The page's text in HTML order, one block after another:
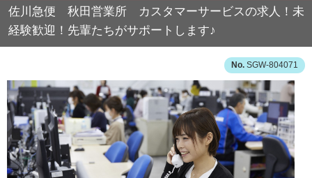
佐川急便 秋田営業所 カスタマーサービスの求人！未
経験歓迎！先輩たちがサポートします♪
SGW-804071